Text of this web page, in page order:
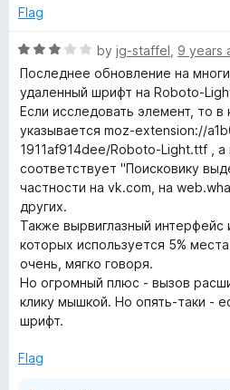
o
5
Flag
R
a
t
e
d
3
o
u
o
f
5
by jg-staffel 9 years
Последнее обновление на
удаленный шрифт на Roboto-
Если исследовать элемент, то в
указывается moz-extension://
1911af914dee/Roboto-Light.ttf ,
соответствует "Поисковику
частности на vk.com, на
других.
Также вырвиглазный интерфейс
которых используется 5%
очень, мягко говоря.
Но огромный плюс - вызов
клику мышкой. Но опять-таки -
шрифт.
Flag